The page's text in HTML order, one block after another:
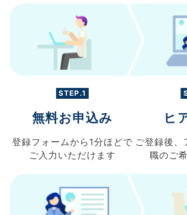
STEP.1
無料お申込み
登録フォームから 1分ほどで
ご入力 いただけます
ヒ
ご登録後、
職のご